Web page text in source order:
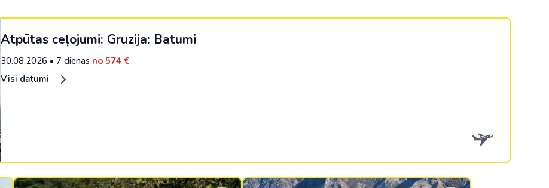
Atpūtas ceļojumi: Gruzija: Batumi
30.08.2026 • 7 dienas no 574 €
Visi datumi